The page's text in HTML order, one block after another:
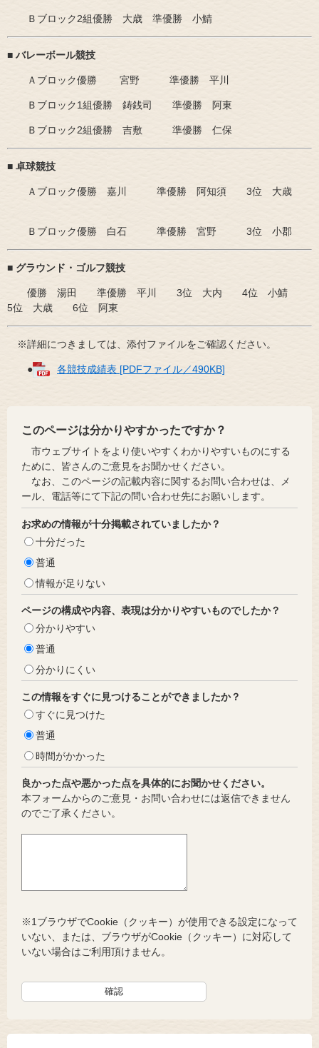
Ｂブロック2組優勝 大歳 準優勝 小鯖
■ バレーボール競技
Ａブロック優勝 宮野 準優勝 平川
Ｂブロック1組優勝 鋳銭司 準優勝 阿東
Ｂブロック2組優勝 吉敷 準優勝 仁保
■ 卓球競技
Ａブロック優勝 嘉川 準優勝 阿知須 3位 大歳
Ｂブロック優勝 白石 準優勝 宮野 3位 小郡
■ グラウンド・ゴルフ競技
優勝 湯田 準優勝 平川 3位 大内 4位 小鯖
5位 大歳 6位 阿東
※詳細につきましては、添付ファイルをご確認ください。
● 各競技成績表 [PDFファイル／490KB]
このページは分かりやすかったですか？
市ウェブサイトをより使いやすくわかりやすいものにする
ために、皆さんのご意見をお聞かせください。
なお、このページの記載内容に関するお問い合わせは、メ
ール、電話等にて下記の問い合わせ先にお願いします。
お求めの情報が十分掲載されていましたか？
十分だった
普通
情報が足りない
ページの構成や内容、表現は分かりやすいものでしたか？
分かりやすい
普通
分かりにくい
この情報をすぐに見つけることができましたか？
すぐに見つけた
普通
時間がかかった
良かった点や悪かった点を具体的にお聞かせください。
本フォームからのご意見・お問い合わせには返信できません
のでご了承ください。
※1ブラウザでCookie（クッキー）が使用できる設定になって
いない、または、ブラウザがCookie（クッキー）に対応して
いない場合はご利用頂けません。